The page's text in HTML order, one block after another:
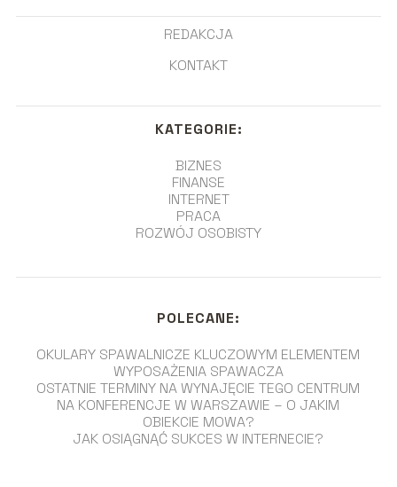
REDAKCJA
KONTAKT
KATEGORIE:
BIZNES
FINANSE
INTERNET
PRACA
ROZWÓJ OSOBISTY
POLECANE:
OKULARY SPAWALNICZE KLUCZOWYM ELEMENTEM
WYPOSAŻENIA SPAWACZA
OSTATNIE TERMINY NA WYNAJĘCIE TEGO CENTRUM
NA KONFERENCJE W WARSZAWIE – O JAKIM
OBIEKCIE MOWA?
JAK OSIĄGNĄĆ SUKCES W INTERNECIE?